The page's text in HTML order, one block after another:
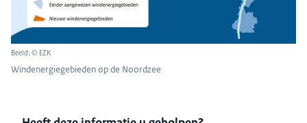
Beeld: © EZK
Windenergiegebieden op de Noordzee